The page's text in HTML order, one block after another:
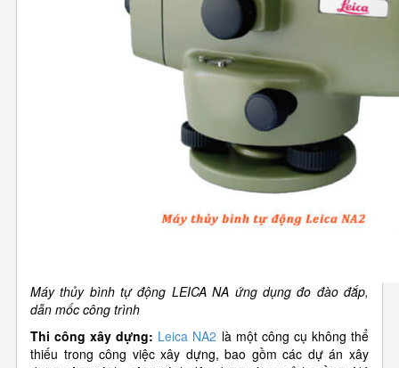
Máy thủy bình tự động LEICA NA ứng dụng đo đào đắp,
dẫn mốc công trình
Thi công xây dựng: Leica NA2 là một công cụ không thể
thiếu trong công việc xây dựng, bao gồm các dự án xây